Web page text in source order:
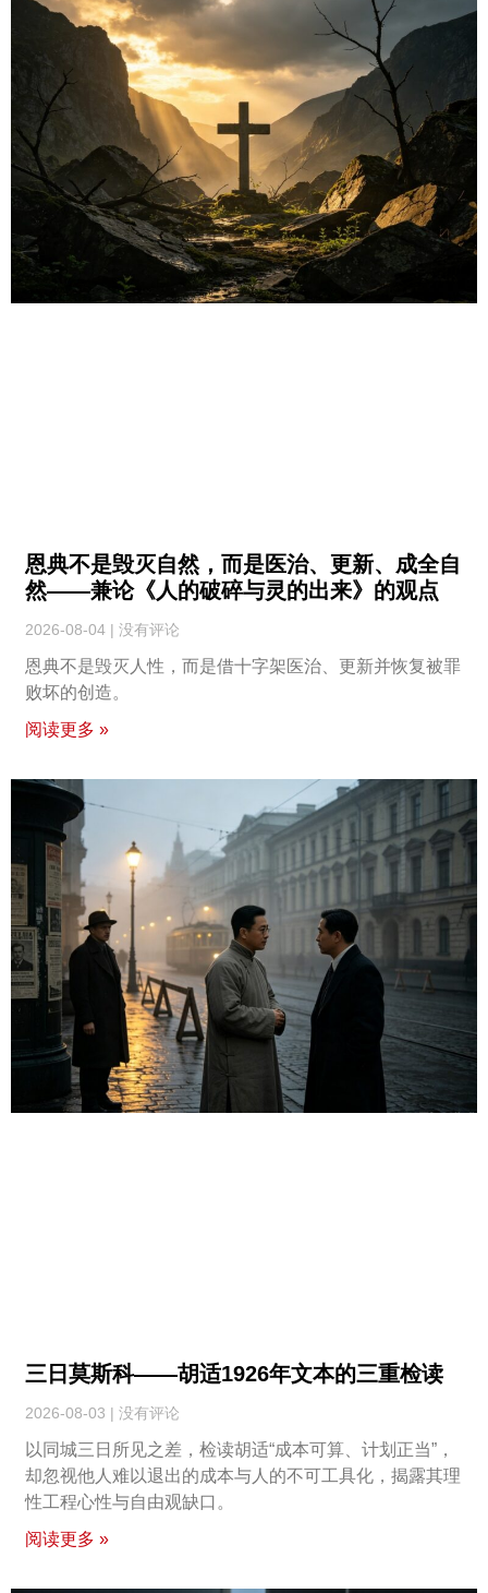
恩典不是毁灭自然，而是医治、更新、成全自
然——兼论《人的破碎与灵的出来》的观点
2026-08-04 没有评论
恩典不是毁灭人性，而是借十字架医治、更新并恢复被罪
败坏的创造。
阅读更多 »
三日莫斯科——胡适1926年文本的三重检读
2026-08-03 没有评论
以同城三日所见之差，检读胡适“成本可算、计划正当”，
却忽视他人难以退出的成本与人的不可工具化，揭露其理
性工程心性与自由观缺口。
阅读更多 »